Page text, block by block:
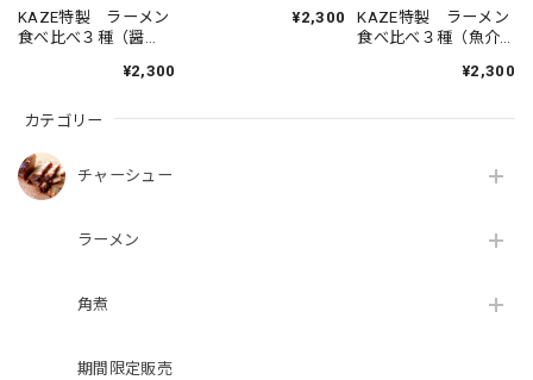
カテゴリー
チャーシュー
ラーメン
角煮
期間限定販売
KAZE特製 ラーメン
食べ比べ３種（醤
¥2,300
¥2,300
KAZE特製 ラーメン
食べ比べ３種（魚介
辛豚骨）3食セット
¥2,300